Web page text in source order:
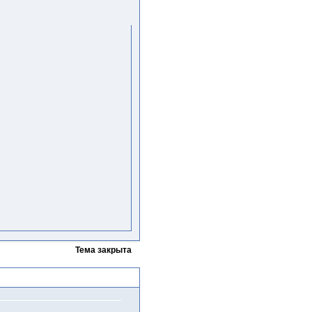
Тема закрыта